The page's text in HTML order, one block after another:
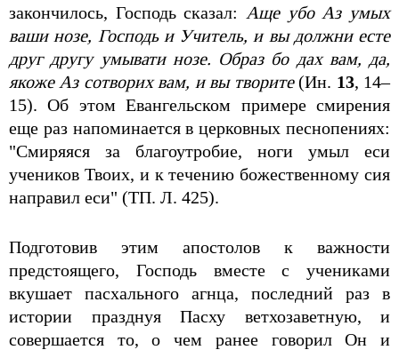
закончилось, Господь сказал: Аще убо Аз умых
ваши нозе, Господь и Учитель, и вы должни есте
друг другу умывати нозе. Образ бо дах вам, да,
якоже Аз сотворих вам, и вы творите(Ин. 13, 14–
15). Об этом Евангельском примере смирения
еще раз напоминается в церковных песнопениях:
"Смиряяся за благоутробие, ноги умыл еси
учеников Твоих, и к течению божественному сия
направил еси" (ТП. Л. 425).
Подготовив этим апостолов к важности
предстоящего, Господь вместе с учениками
вкушает пасхального агнца, последний раз в
истории празднуя Пасху ветхозаветную, и
совершается то, о чем ранее говорил Он и